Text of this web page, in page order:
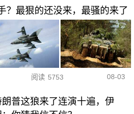
？最狠的还没来，最骚的来了
阅读 5753 08-03
朗普这狼来了连演十遍，伊